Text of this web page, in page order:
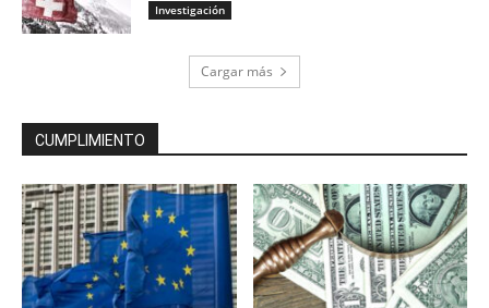
Investigación
Cargar más
CUMPLIMIENTO